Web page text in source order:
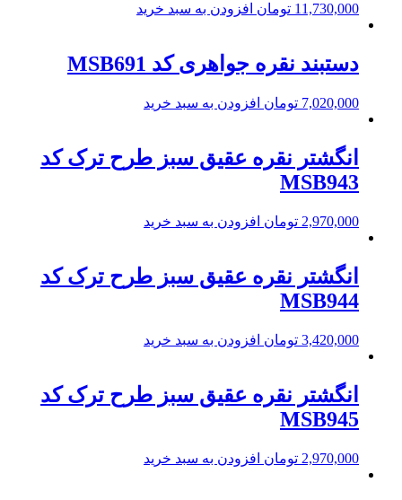
11,730,000 تومان افزودن به سبد خرید
دستبند نقره جواهری کد MSB691
7,020,000 تومان افزودن به سبد خرید
انگشتر نقره عقیق سبز طرح ترک کد
MSB943
2,970,000 تومان افزودن به سبد خرید
انگشتر نقره عقیق سبز طرح ترک کد
MSB944
3,420,000 تومان افزودن به سبد خرید
انگشتر نقره عقیق سبز طرح ترک کد
MSB945
2,970,000 تومان افزودن به سبد خرید